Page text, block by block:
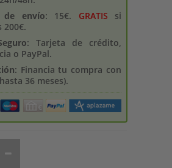
de enví­o: 15€. GRATIS si
200€.
: Tarjeta de crédito,
o PayPal.
: Financia tu compra con
36 meses).